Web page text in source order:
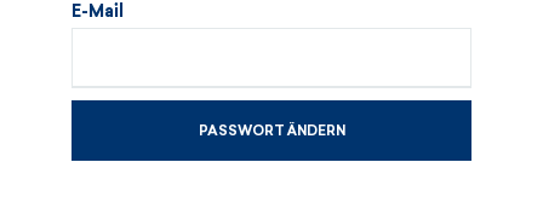
E-Mail
PASSWORT ÄNDERN